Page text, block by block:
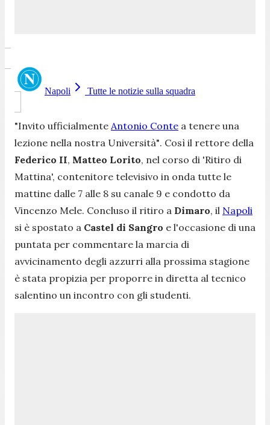
Napoli Tutte le notizie sulla squadra
"Invito ufficialmente Antonio Conte a tenere una
lezione nella nostra Università". Così il rettore della
Federico II, Matteo Lorito, nel corso di 'Ritiro di
Mattina', contenitore televisivo in onda tutte le
mattine dalle 7 alle 8 su canale 9 e condotto da
Vincenzo Mele. Concluso il ritiro a Dimaro, il Napoli
si è spostato a Castel di Sangro e l'occasione di una
puntata per commentare la marcia di
avvicinamento degli azzurri alla prossima stagione
è stata propizia per proporre in diretta al tecnico
salentino un incontro con gli studenti.